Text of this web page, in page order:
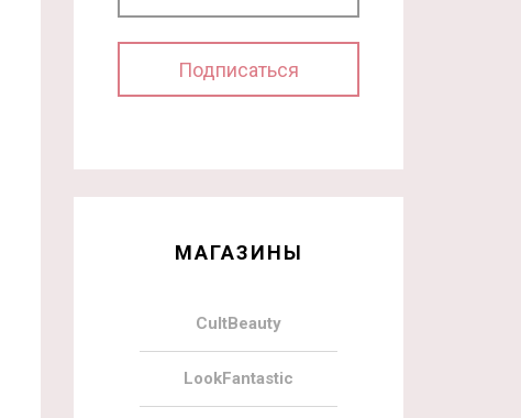
МАГАЗИНЫ
CultBeauty
LookFantastic